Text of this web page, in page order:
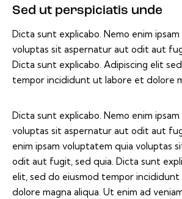
to
Sed ut perspiciatis unde
Dicta sunt explicabo. Nemo enim
voluptas sit aspernatur aut odit aut
Dicta sunt explicabo. Adipiscing elit
tempor incididunt ut labore et dolore
Dicta sunt explicabo. Nemo enim
voluptas sit aspernatur aut odit aut
enim ipsam voluptatem quia voluptas
odit aut fugit, sed quia. Dicta sunt
elit, sed do eiusmod tempor
dolore magna aliqua. Ut enim ad